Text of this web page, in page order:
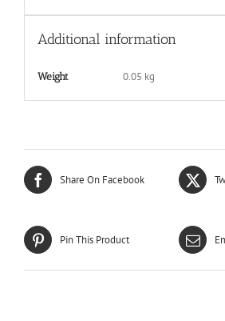
Additional information
Weight 0.05 kg
Share On Facebook
Pin This Product